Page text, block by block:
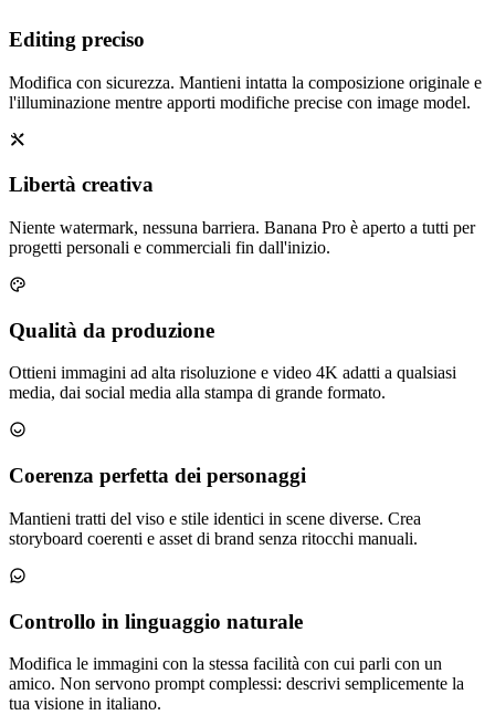
Editing preciso
Modifica con sicurezza. Mantieni intatta la composizione originale e
l'illuminazione mentre apporti modifiche precise con image model.
Libertà creativa
Niente watermark, nessuna barriera. Banana Pro è aperto a tutti per
progetti personali e commerciali fin dall'inizio.
Qualità da produzione
Ottieni immagini ad alta risoluzione e video 4K adatti a qualsiasi
media, dai social media alla stampa di grande formato.
Coerenza perfetta dei personaggi
Mantieni tratti del viso e stile identici in scene diverse. Crea
storyboard coerenti e asset di brand senza ritocchi manuali.
Controllo in linguaggio naturale
Modifica le immagini con la stessa facilità con cui parli con un
amico. Non servono prompt complessi: descrivi semplicemente la
tua visione in italiano.